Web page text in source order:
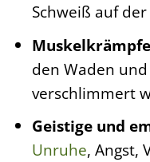
Schweiß auf
den Waden
verschlimmert
Geistige und
Unruhe, Angst,